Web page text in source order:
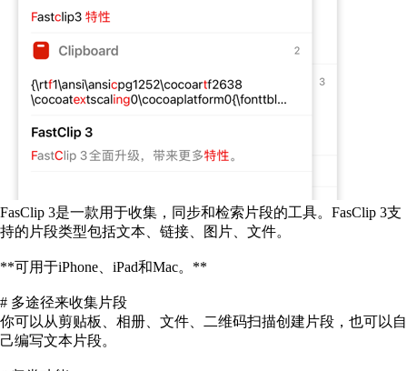
FasClip 3是一款用于收集，同步和检索片段的工具。FasClip 3支
持的片段类型包括文本、链接、图片、文件。
**可用于iPhone、iPad和Mac。**
# 多途径来收集片段
你可以从剪贴板、相册、文件、二维码扫描创建片段，也可以自
己编写文本片段。